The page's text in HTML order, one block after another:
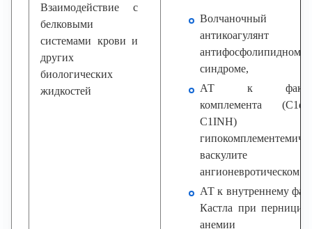
Взаимодействие с
белковыми
системами крови и
других
биологических
жидкостей
Волчаночный
антикоагулянт
антифосфолипидном
синдроме,
АТ к
комплемента
С1INH)
ангионевротическом
АТ к внутреннему
Кастла при
анемии